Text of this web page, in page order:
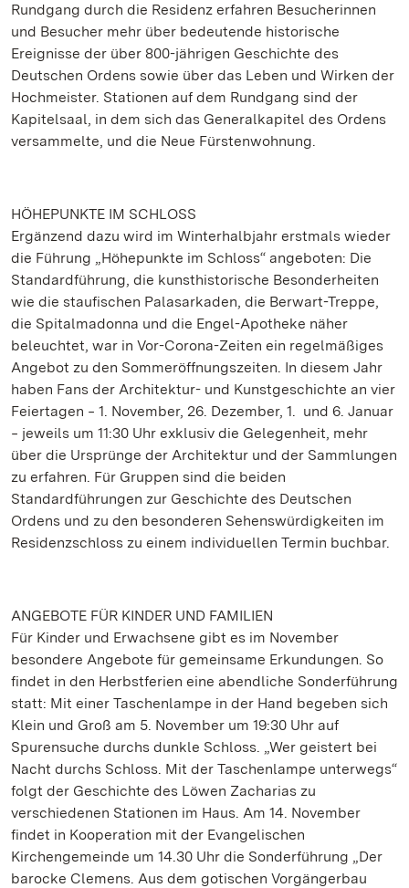
Rundgang durch die Residenz erfahren Besucherinnen
und Besucher mehr über bedeutende historische
Ereignisse der über 800-jährigen Geschichte des
Deutschen Ordens sowie über das Leben und Wirken der
Hochmeister. Stationen auf dem Rundgang sind der
Kapitelsaal, in dem sich das Generalkapitel des Ordens
versammelte, und die Neue Fürstenwohnung.
HÖHEPUNKTE IM SCHLOSS
Ergänzend dazu wird im Winterhalbjahr erstmals wieder
die Führung „Höhepunkte im Schloss“ angeboten: Die
Standardführung, die kunsthistorische Besonderheiten
wie die staufischen Palasarkaden, die Berwart-Treppe,
die Spitalmadonna und die Engel-Apotheke näher
beleuchtet, war in Vor-Corona-Zeiten ein regelmäßiges
Angebot zu den Sommeröffnungszeiten. In diesem Jahr
haben Fans der Architektur- und Kunstgeschichte an vier
Feiertagen ‒ 1. November, 26. Dezember, 1. und 6. Januar
‒ jeweils um 11:30 Uhr exklusiv die Gelegenheit, mehr
über die Ursprünge der Architektur und der Sammlungen
zu erfahren. Für Gruppen sind die beiden
Standardführungen zur Geschichte des Deutschen
Ordens und zu den besonderen Sehenswürdigkeiten im
Residenzschloss zu einem individuellen Termin buchbar.
ANGEBOTE FÜR KINDER UND FAMILIEN
Für Kinder und Erwachsene gibt es im November
besondere Angebote für gemeinsame Erkundungen. So
findet in den Herbstferien eine abendliche Sonderführung
statt: Mit einer Taschenlampe in der Hand begeben sich
Klein und Groß am 5. November um 19:30 Uhr auf
Spurensuche durchs dunkle Schloss. „Wer geistert bei
Nacht durchs Schloss. Mit der Taschenlampe unterwegs“
folgt der Geschichte des Löwen Zacharias zu
verschiedenen Stationen im Haus. Am 14. November
findet in Kooperation mit der Evangelischen
Kirchengemeinde um 14.30 Uhr die Sonderführung „Der
barocke Clemens. Aus dem gotischen Vorgängerbau